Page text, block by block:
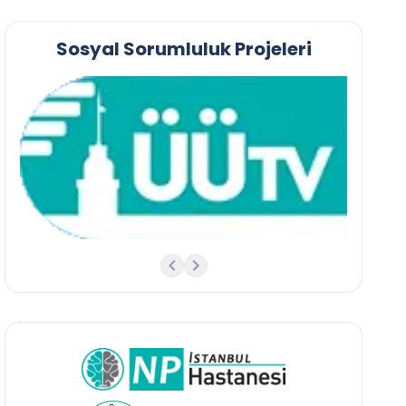
Sosyal Sorumluluk Projeleri